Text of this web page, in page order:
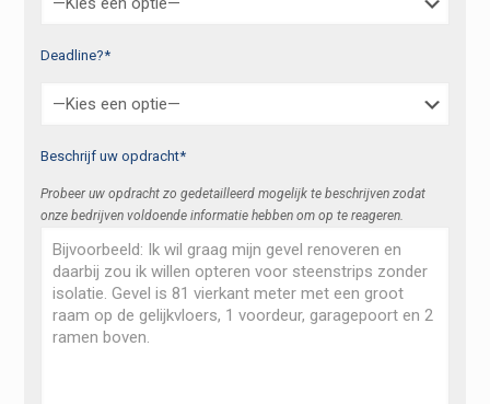
Deadline?*
Beschrijf uw opdracht*
Probeer uw opdracht zo gedetailleerd mogelijk te beschrijven zodat
onze bedrijven voldoende informatie hebben om op te reageren.